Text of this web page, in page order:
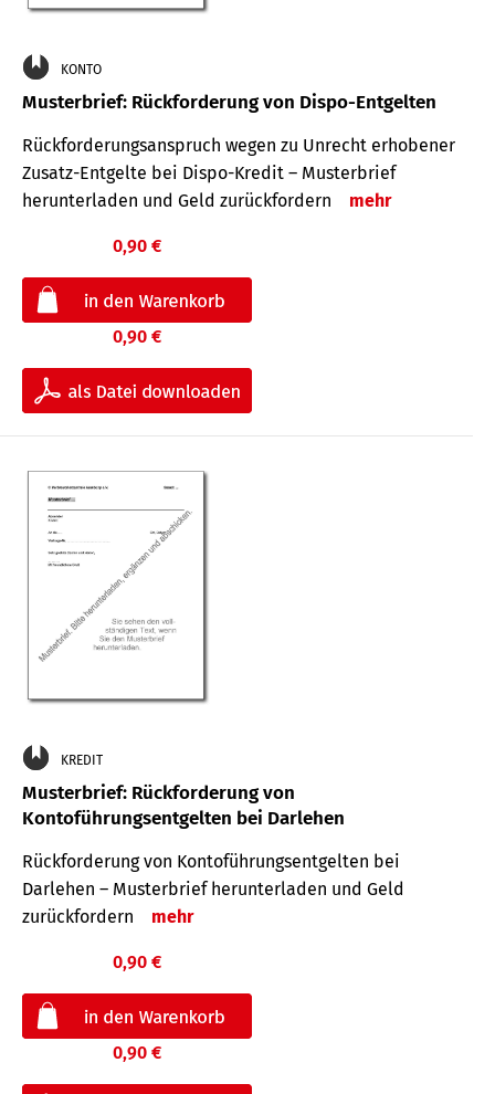
KONTO
Musterbrief: Rückforderung von Dispo-Entgelten
Rückforderungsanspruch wegen zu Unrecht erhobener
Zusatz-Entgelte bei Dispo-Kredit – Musterbrief
herunterladen und Geld zurückfordern
mehr
0,90 €
0,90 €
KREDIT
Musterbrief: Rückforderung von
Kontoführungsentgelten bei Darlehen
Rückforderung von Kontoführungsentgelten bei
Darlehen – Musterbrief herunterladen und Geld
zurückfordern
mehr
0,90 €
0,90 €